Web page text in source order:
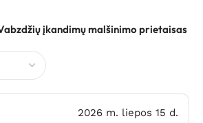
įkandimų malšinimo prietaisas
2026 m. liepos 15 d.